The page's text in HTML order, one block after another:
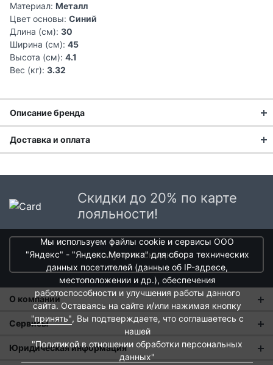
Материал: Металл
Цвет основы: Синий
Длина (см): 30
Ширина (см): 45
Высота (см): 4.1
Вес (кг): 3.32
Описание бренда
Турецкое качество в каждой
чугунной форме
БрендLAVA, основанный в 2011 году компаниейLava Metal
Casting Industry Inc.
, является динамично развивающимся
производителем на юго-западе Турции. С самого начала
главной миссией компании стало производство
Доставка и оплата
Доставка в Москве и области
В Москве и Московской области доставка курьером до
Стоимость доставки в Москве в пределах МКАД399 руб.
в Московской Области и Москве за МКАД599 руб.
Интервал доставки по Московской области - с 10 до 22
При заказе в пункт выдачи СДЭК доставка по Москве
рассчитывается согласно тарифу СДЭК. Доставка в пункт
выдачи осуществляется только предоплаченных заказов.
Срок доставки от 1 до 2 дней.
Скидки до 20% по карте
лояльности!
получить скидки
О компании
О нас
Магазины
Сервисы
Оплата и тарифы доставки
Юридическая информация
Мы используем файлы cookie и сервисы ООО
"Яндекс" - "Яндекс.Метрика" для сбора технических
данных посетителей (данные об IP-адресе,
местоположении и др.), обеспечения
работоспособности и улучшения работы данного
сайта. Оставаясь на сайте и/или нажимая кнопку
"принять", Вы подтверждаете, что соглашаетесь с
нашей
"Политикой в отношении обработки персональных
данных"